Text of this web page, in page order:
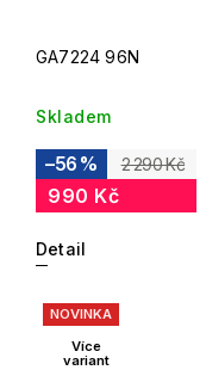
GA7224 96N
Skladem
2 290 Kč
–56 %
990 Kč
Detail
NOVINKA
Více
variant